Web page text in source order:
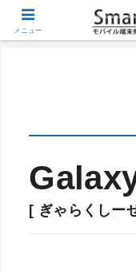
[ ぎゃらくしー
メニュー